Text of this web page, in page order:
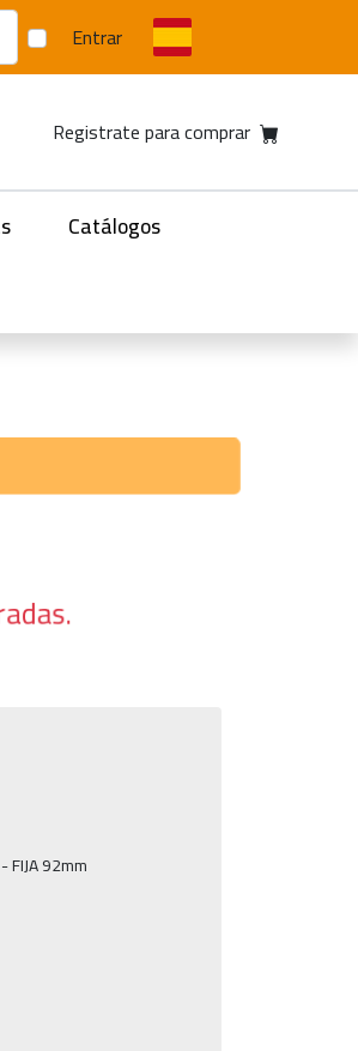
Entrar
Registrate para comprar
Catálogos
FIJA 92mm